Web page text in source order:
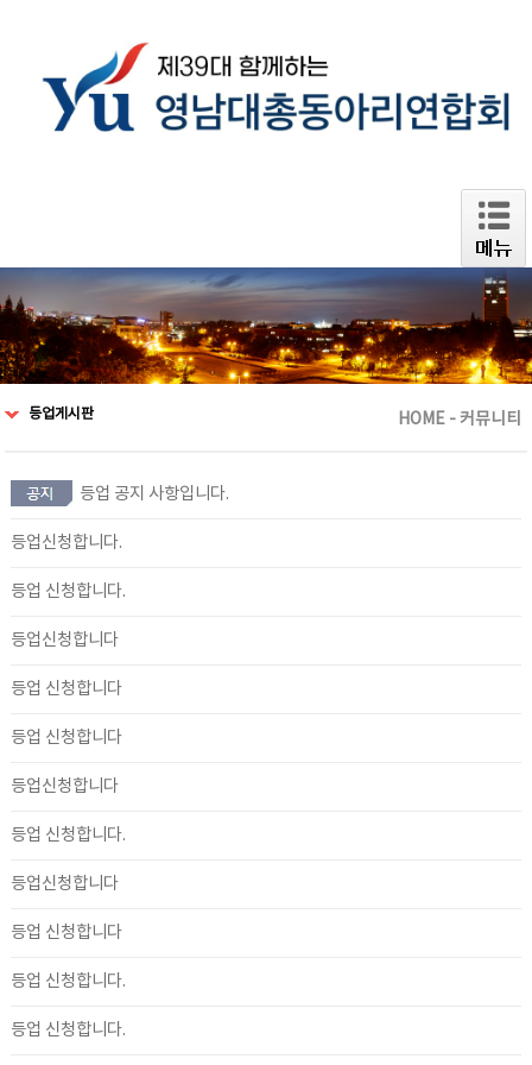
등업게시판 HOME - 커뮤니티
등업 공지 사항입니다.
등업신청합니다.
등업 신청합니다.
등업신청합니다
등업 신청합니다
등업 신청합니다
등업신청합니다
등업 신청합니다.
등업신청합니다
등업 신청합니다
등업 신청합니다.
등업 신청합니다.